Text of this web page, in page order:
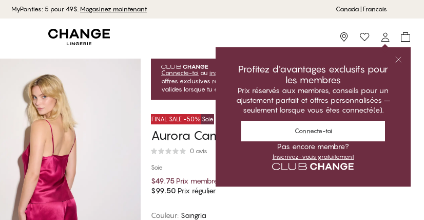
MyPanties: 5 pour 49$. Magasinez maintenant Canada | Francais
Storefinder
Profitez d’avantages exclusifs pour
les membres
Prix réservés aux membres, conseils pour un
ajustement parfait et offres personnalisées –
seulement lorsque vous êtes connecté(e).
Connecte-toi
Pas encore membre?
Inscrivez-vous gratuitement
Connecte-toi ou inscris-toi
inscris-toi gratuitement pour profiter de tes
offres exclusives réservées aux membres! Les prix Club sont uniquement
valides lorsque tu es connecté(e).
FINAL SALE -50% Soie
Aurora Camisole
0 avis
Soie
$49.75 Prix membre
$99.50 Prix régulier
Couleur: Sangria